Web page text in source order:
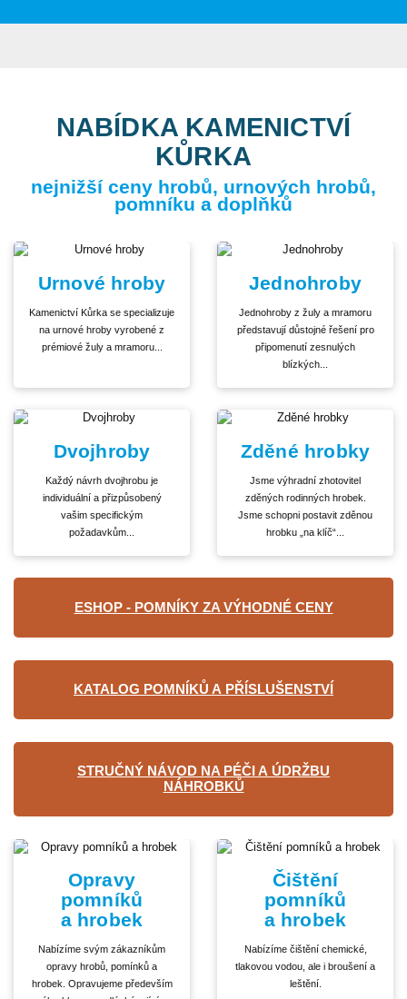
NABÍDKA KAMENICTVÍ
KŮRKA
nejnižší ceny hrobů, urnových hrobů,
pomníku a doplňků
Urnové hroby
Kamenictví Kůrka se specializuje
na urnové hroby vyrobené z
prémiové žuly a mramoru...
Jednohroby
Jednohroby z žuly a mramoru
představují důstojné řešení pro
připomenutí zesnulých
blízkých...
Dvojhroby
Každý návrh dvojhrobu je
individuální a přizpůsobený
vašim specifickým
požadavkům...
Zděné hrobky
Jsme výhradní zhotovitel
zděných rodinných hrobek.
Jsme schopni postavit zděnou
hrobku „na klíč“...
ESHOP - POMNÍKY ZA VÝHODNÉ CENY
KATALOG POMNÍKŮ A PŘÍSLUŠENSTVÍ
STRUČNÝ NÁVOD NA PÉČI A ÚDRŽBU
NÁHROBKŮ
Opravy
pomníků
a hrobek
Nabízíme svým zákazníkům
opravy hrobů, pomínků a
hrobek. Opravujeme především
Čištění
pomníků
a hrobek
Nabízíme čištění chemické,
tlakovou vodou, ale i broušení a
leštění.